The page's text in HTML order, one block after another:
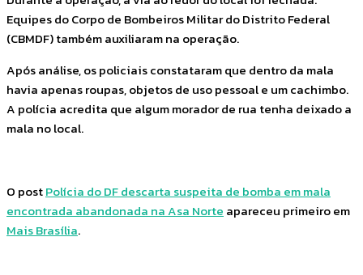
Equipes do Corpo de Bombeiros Militar do Distrito Federal
(CBMDF) também auxiliaram na operação.
Após análise, os policiais constataram que dentro da mala
havia apenas roupas, objetos de uso pessoal e um cachimbo.
A polícia acredita que algum morador de rua tenha deixado a
mala no local.
O postPolícia do DF descarta suspeita de bomba em mala
encontrada abandonada na Asa Norte apareceu primeiro em
Mais Brasília.